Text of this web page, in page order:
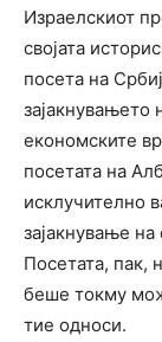
Израелскиот
својата
посета на
зајакнувањето
економските
посетата на
исклучително
зајакнување
Посетата, пак,
беше токму
тие односи.